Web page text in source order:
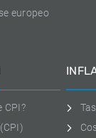
europeo
CPI?